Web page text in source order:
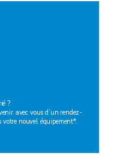
?
avec vous d’un rendez-
nouvel équipement*.